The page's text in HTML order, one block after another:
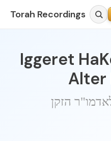
Torah Recordings
Iggeret
Alter
הזקן